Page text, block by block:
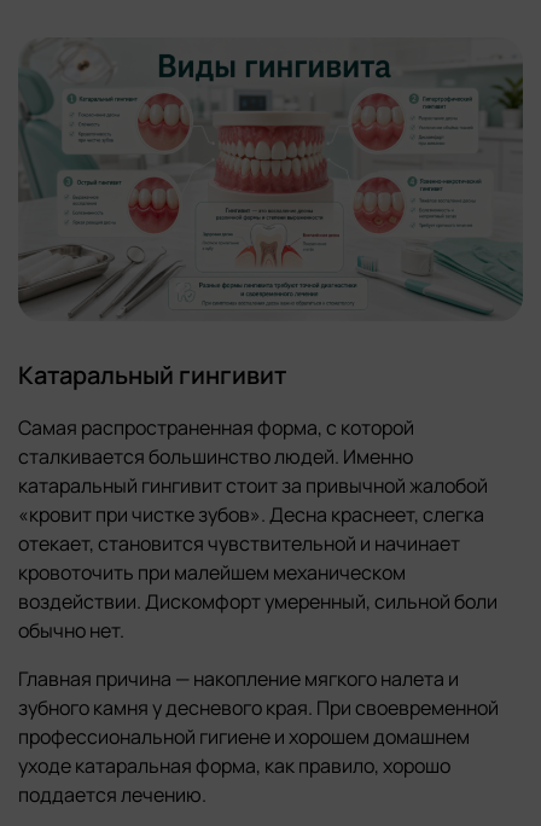
Катаральный гингивит
Самая распространенная форма, с которой
сталкивается большинство людей. Именно
катаральный гингивит стоит за привычной жалобой
«кровит при чистке зубов». Десна краснеет, слегка
отекает, становится чувствительной и начинает
кровоточить при малейшем механическом
воздействии. Дискомфорт умеренный, сильной боли
обычно нет.
Главная причина — накопление мягкого налета и
зубного камня у десневого края. При своевременной
профессиональной гигиене и хорошем домашнем
уходе катаральная форма, как правило, хорошо
поддается лечению.